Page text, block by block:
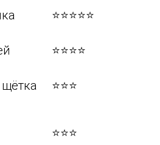
⭐⭐⭐⭐⭐
⭐⭐⭐⭐
⭐⭐⭐
⭐⭐⭐